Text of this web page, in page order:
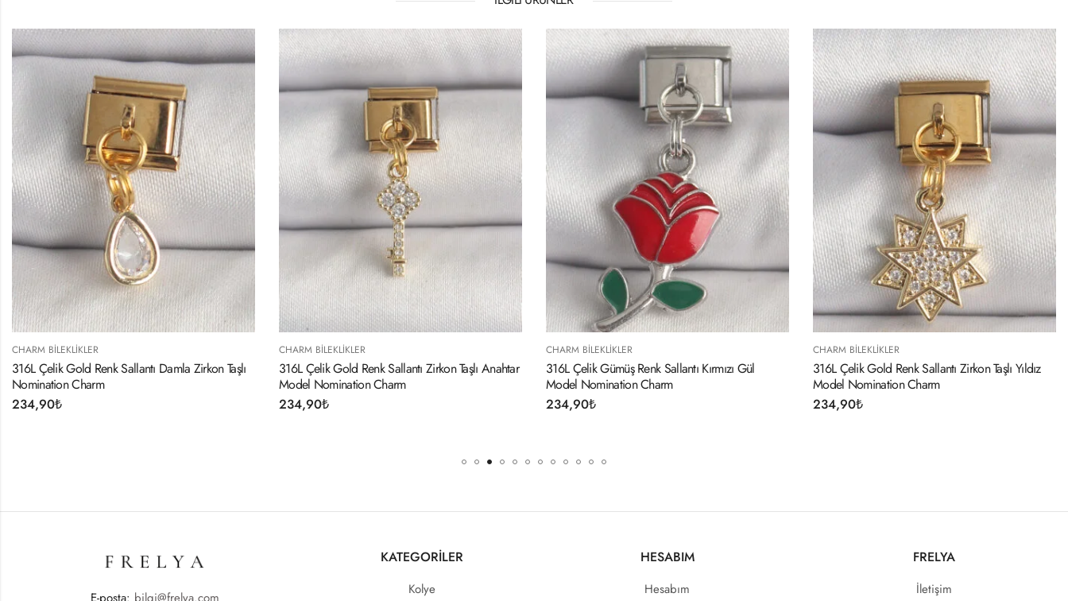
CHARM BILEKLIKLER
316L Çelik Gold Renk Sallantı Zirkon Taşlı Anahtar
Model Nomination Charm
234,90
CHARM BILEKLIKLER
316L Çelik Gümüş Renk Sallantı Kırmızı Gül
Model Nomination Charm
234,90
CHARM BILEKLIKLER
316L Çelik Gold Renk Sallantı Zirkon Taşlı Yıldız
Model Nomination Charm
234,90
CHARM BILEKLIKLER
316L Çelik Gümüş Renk Sallantı Aslan Model
Nomination Charm
234,90
KATEGORİLER
Kolye
HESABIM
Hesabım
FRELYA
İletişim